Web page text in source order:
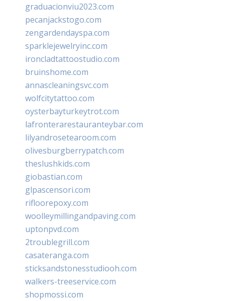
graduacionviu2023.com
pecanjackstogo.com
zengardendayspa.com
sparklejewelryinc.com
ironcladtattoostudio.com
bruinshome.com
annascleaningsvc.com
wolfcitytattoo.com
oysterbayturkeytrot.com
lafronterarestauranteybar.com
lilyandrosetearoom.com
olivesburgberrypatch.com
theslushkids.com
giobastian.com
glpascensori.com
rifloorepoxy.com
woolleymillingandpaving.com
uptonpvd.com
2troublegrill.com
casateranga.com
sticksandstonesstudiooh.com
walkers-treeservice.com
shopmossi.com